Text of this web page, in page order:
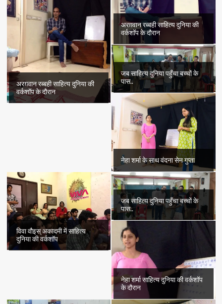
अरग़वान रब्बही साहित्य दुनिया की
वर्कशॉप के दौरान
अरग़वान रब्बही साहित्य दुनिया की
वर्कशॉप के दौरान
जब साहित्य दुनिया पहुँचा बच्चों के
पास..
नेहा शर्मा के साथ वंदना सेन गुप्ता
विवा वौइस् अकादमी में साहित्य
दुनिया की वर्कशॉप
जब साहित्य दुनिया पहुँचा बच्चों के
पास..
नेहा शर्मा साहित्य दुनिया की वर्कशॉप
के दौरान